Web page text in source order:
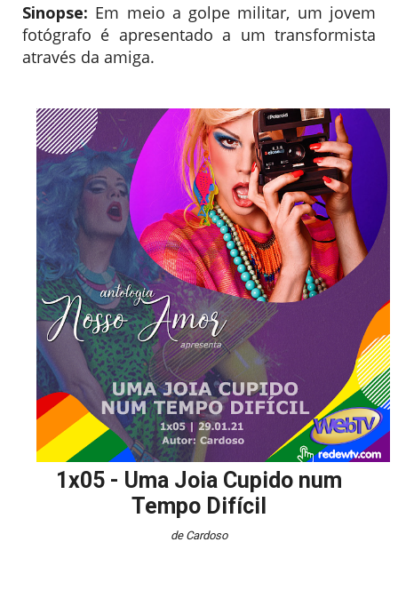
Sinopse: Em meio a golpe militar, um jovem
fotógrafo é apresentado a um transformista
através da amiga.
1x05 - Uma Joia Cupido num
Tempo Difícil
de Cardoso